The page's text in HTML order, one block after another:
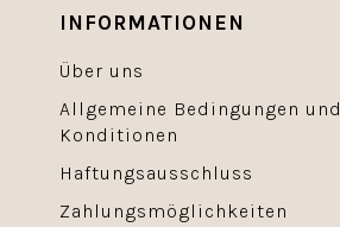
INFORMATIONEN
Über uns
Allgemeine Bedingungen und
Konditionen
Haftungsausschluss
Zahlungsmöglichkeiten